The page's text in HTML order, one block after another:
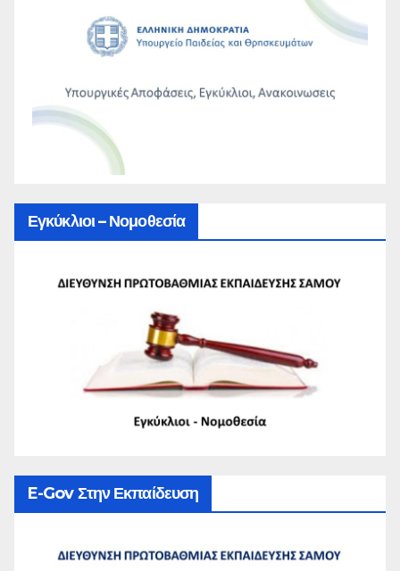
Εγκύκλιοι – Νομοθεσία
E-Gov Στην Εκπαίδευση